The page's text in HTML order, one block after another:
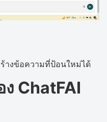
างข้อความที่ป้อนใหม่ได้
ChatFAI